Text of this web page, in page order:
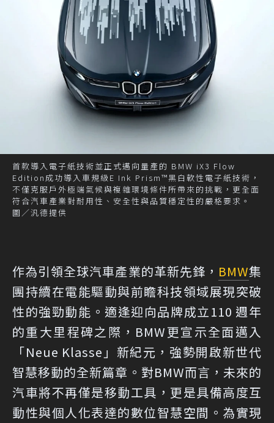
首款導入電子紙技術並正式邁向量產的 BMW iX3 Flow
Edition成功導入車規級E Ink Prism™黑白軟性電子紙技術，
不僅克服戶外極端氣候與複雜環境條件所帶來的挑戰，更全面
符合汽車產業對耐用性、安全性與品質穩定性的嚴格要求。
圖／汎德提供
作為引領全球汽車產業的革新先鋒， BMW集
團持續在電能驅動與前瞻科技領域展現突破
性的強勁動能。適逢迎向品牌成立110 週年
的重大里程碑之際，BMW更宣示全面邁入
「Neue Klasse」新紀元，強勢開啟新世代
智慧移動的全新篇章。對BMW而言，未來的
汽車將不再僅是移動工具，更是具備高度互
動性與個人化表達的數位智慧空間。為實現